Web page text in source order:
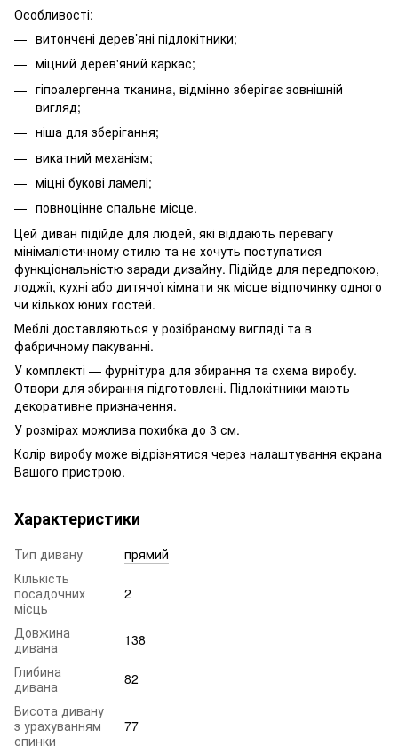
Особливості:
витончені дерев’яні підлокітники;
міцний дерев'яний каркас;
гіпоалергенна тканина, відмінно зберігає зовнішній
вигляд;
ніша для зберігання;
викатний механізм;
міцні букові ламелі;
повноцінне спальне місце.
Цей диван підійде для людей, які віддають перевагу
мінімалістичному стилю та не хочуть поступатися
функціональністю заради дизайну. Підійде для передпокою,
лоджії, кухні або дитячої кімнати як місце відпочинку одного
чи кількох юних гостей.
Меблі доставляються у розібраному вигляді та в
фабричному пакуванні.
У комплекті — фурнітура для збирання та схема виробу.
Отвори для збирання підготовлені. Підлокітники мають
декоративне призначення.
У розмірах можлива похибка до 3 см.
Колір виробу може відрізнятися через налаштування екрана
Вашого пристрою.
Характеристики
Тип дивану
прямий
Кількість
посадочних
місць
2
Довжина
дивана
138
Глибина
дивана
82
Висота дивану
з урахуванням
спинки
77